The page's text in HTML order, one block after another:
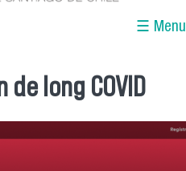
☰ Menu
long COVID